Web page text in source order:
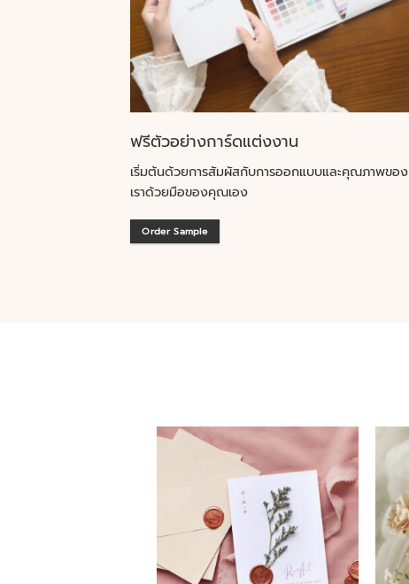
ฟรีตัวอย่างการ์ดแต่งงาน
เริ่มต้นด้วยการสัมผัสกับการออกแบบและคุณภาพของ
เราด้วยมือของคุณเอง
Order Sample